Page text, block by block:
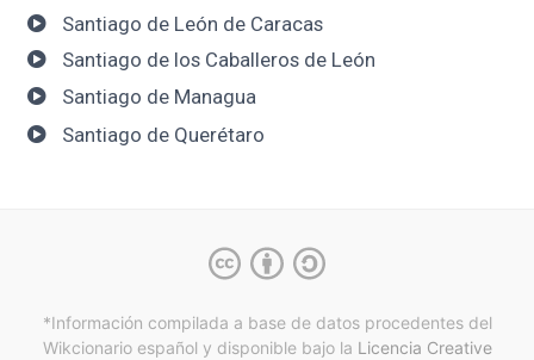
Santiago de León de Caracas
Santiago de los Caballeros de León
Santiago de Managua
Santiago de Querétaro
*Información compilada a base de datos procedentes del
Wikcionario español y disponible bajo la Licencia Creative